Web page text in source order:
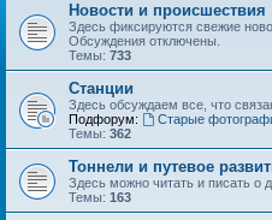
Новости и происшествия
Здесь фиксируются свежие
Обсуждения отключены.
Темы: 733
Станции
Здесь обсуждаем все, что
Подфорум:
Старые
Темы: 362
Тоннели и путевое
Здесь можно читать и писать о
Темы: 163